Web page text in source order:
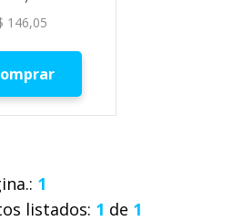
146,05
1
listados: 1 de 1